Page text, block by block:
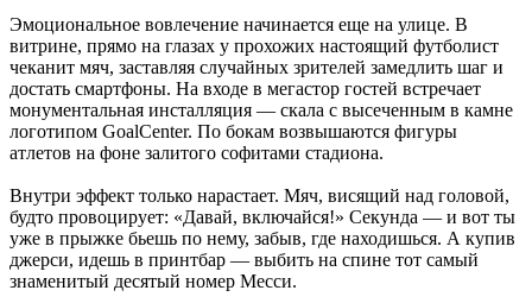
Эмоциональное вовлечение начинается еще на улице. В
витрине, прямо на глазах у прохожих настоящий футболист
чеканит мяч, заставляя случайных зрителей замедлить шаг и
достать смартфоны. На входе в мегастор гостей встречает
монументальная инсталляция — скала с высеченным в камне
логотипом GoalCenter. По бокам возвышаются фигуры
атлетов на фоне залитого софитами стадиона.
Внутри эффект только нарастает. Мяч, висящий над головой,
будто провоцирует: «Давай, включайся!» Секунда — и вот ты
уже в прыжке бьешь по нему, забыв, где находишься. А купив
джерси, идешь в принтбар — выбить на спине тот самый
знаменитый десятый номер Месси.